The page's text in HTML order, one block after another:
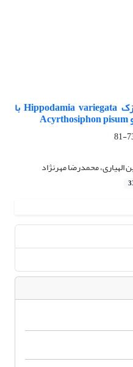
پارامترهای جدول زندگی کفشدوزک Hippodamia variegata با
محمدرضا مهرنژاد